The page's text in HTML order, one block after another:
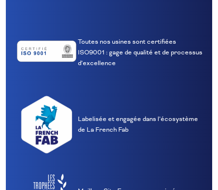
Toutes nos usines sont certifiées
ISO9001 : gage de qualité et de processus
d’excellence
Labelisée et engagée dans l’écosystème
de La French Fab